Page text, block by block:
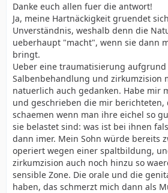
Danke euch allen fuer die antwort!
Ja, meine Hartnäckigkeit gruendet
Unverständnis, weshalb denn die
ueberhaupt "macht", wenn sie dann
bringt.
Ueber eine traumatisierung aufgrund
Salbenbehandlung und zirkumzision
natuerlich auch gedanken. Habe mir
und geschrieben die mir berichteten,
schaemen wenn man ihre eichel so
sie belastet sind: was ist bei ihnen
dann imer. Mein Sohn würde bereits
operiert wegen einer spaltbildung,
zirkumzision auch noch hinzu so
sensible Zone. Die orale und die
haben, das schmerzt mich dann als